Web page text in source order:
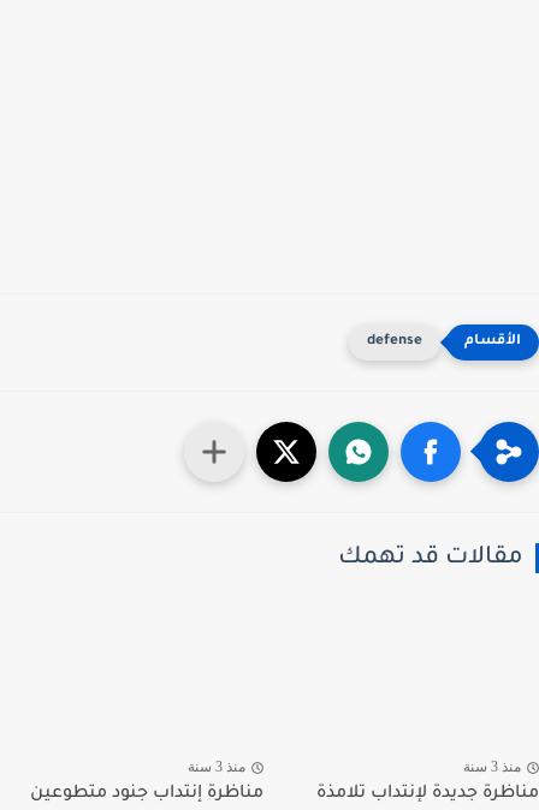
defense
قد تهمك
3 سنة
جديدة لإنتداب تلامذة
منذ 3 سنة
مناظرة إنتداب جنود متطوعين